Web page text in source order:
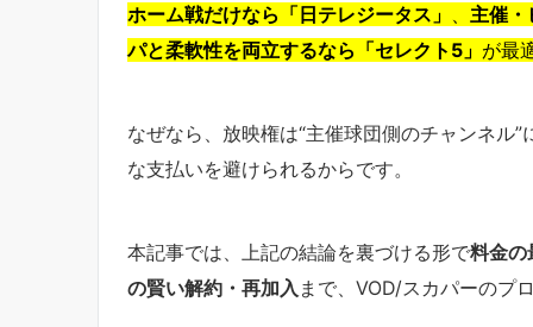
ホーム戦だけなら「日テレジータス」
主催
パと柔軟性を両立するなら「セレクト5」 が最
なぜなら、放映権は“主催球団側のチャンネル
な支払いを避けられるからです。
本記事では、上記の結論を裏づける形で料金の
の賢い解約・再加入 まで、VOD/スカパーのプ